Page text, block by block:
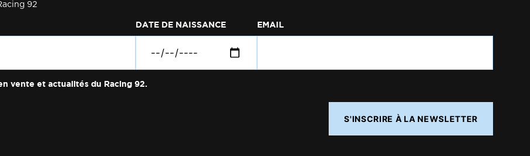
92
DATE DE NAISSANCE EMAIL
vente et actualités du Racing 92.
S'INSCRIRE À LA NEWSLETTER